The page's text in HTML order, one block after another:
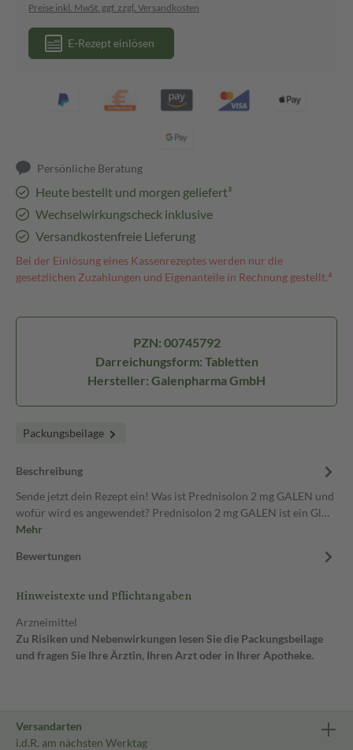
Preise inkl. MwSt. ggf. zzgl. Versandkosten
E-Rezept einlösen
Persönliche Beratung
Heute bestellt und morgen geliefert³
Wechselwirkungscheck inklusive
Versandkostenfreie Lieferung
Bei der Einlösung eines Kassenrezeptes werden nur die
gesetzlichen Zuzahlungen und Eigenanteile in Rechnung gestellt.⁴
PZN: 00745792
Darreichungsform: Tabletten
Hersteller: Galenpharma GmbH
Packungsbeilage
Beschreibung
Sende jetzt dein Rezept ein! Was ist Prednisolon 2 mg GALEN und
wofür wird es angewendet? Prednisolon 2 mg GALEN ist ein Gl…
Mehr
Bewertungen
Hinweistexte und Pflichtangaben
Arzneimittel
Zu Risiken und Nebenwirkungen lesen Sie die Packungsbeilage
und fragen Sie Ihre Ärztin, Ihren Arzt oder in Ihrer Apotheke.
Versandarten
i.d.R. am nächsten Werktag